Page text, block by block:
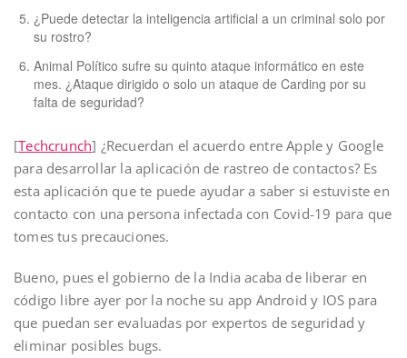
¿Puede detectar la inteligencia artificial a un criminal solo por
su rostro?
Animal Político sufre su quinto ataque informático en este
mes. ¿Ataque dirigido o solo un ataque de Carding por su
falta de seguridad?
[Techcrunch] ¿Recuerdan el acuerdo entre Apple y Google
para desarrollar la aplicación de rastreo de contactos? Es
esta aplicación que te puede ayudar a saber si estuviste en
contacto con una persona infectada con Covid-19 para que
tomes tus precauciones.
Bueno, pues el gobierno de la India acaba de liberar en
código libre ayer por la noche su app Android y IOS para
que puedan ser evaluadas por expertos de seguridad y
eliminar posibles bugs.